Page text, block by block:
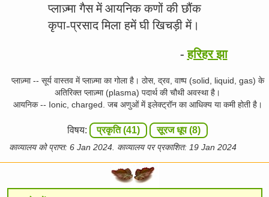
प्लाज़्मा गैस में आयनिक कणों की छौंक
कृपा-प्रसाद मिला हमें घी खिचड़ी में।
-हरिहर झा
प्लाज़्मा -- सूर्य वास्तव में प्लाज़्मा का गोला है। ठोस, द्रव, वाष्प (solid, liquid, gas) के
अतिरिक्त प्लाज़्मा (plasma) पदार्थ की चौथी अवस्था है।
आयनिक -- Ionic, charged. जब अणुओं में इलेक्ट्रॉन का आधिक्य या कमी होती है।
विषय: प्रकृति (41) सूरज धूप (8)
काव्यालय को प्राप्त: 6 Jan 2024. काव्यालय पर प्रकाशित: 19 Jan 2024